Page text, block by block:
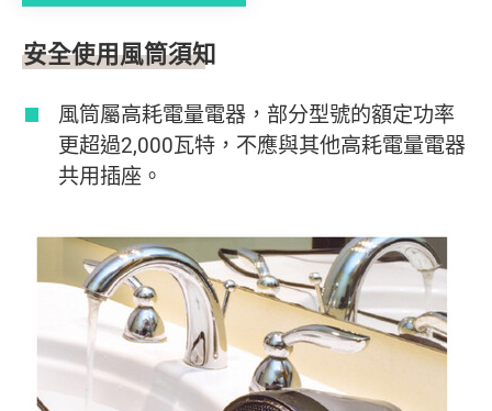
使用及選購貼士
安全使用風筒須知
風筒屬高耗電量電器，部分型號的額定功率
更超過2,000瓦特，不應與其他高耗電量電器
共用插座。